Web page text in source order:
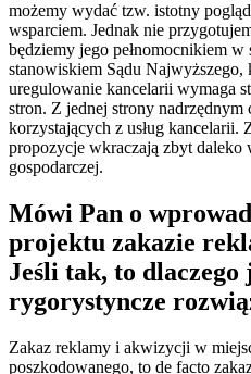
możemy wydać tzw. istotny
wsparciem. Jednak nie
będziemy jego pełnomocnikiem w
stanowiskiem Sądu Najwyższego,
uregulowanie kancelarii wymaga
stron. Z jednej strony nadrzędnym
korzystających z usług kancelarii.
propozycje wkraczają zbyt daleko
gospodarczej.
Mówi Pan o
projektu zakazie
Jeśli tak, to dlaczego
rygorystyncze
Zakaz reklamy i akwizycji w
poszkodowanego, to de facto